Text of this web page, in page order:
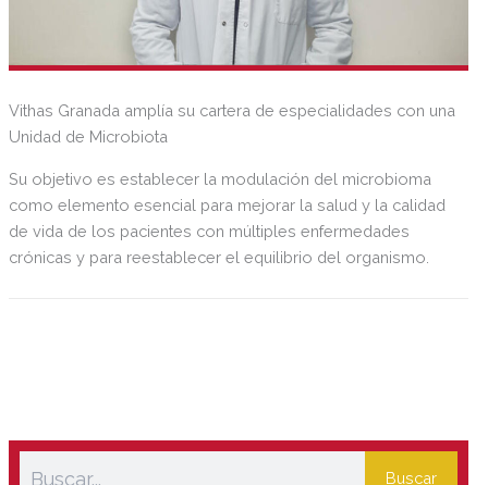
Vithas Granada amplía su cartera de especialidades con una
Unidad de Microbiota
Su objetivo es establecer la modulación del microbioma
como elemento esencial para mejorar la salud y la calidad
de vida de los pacientes con múltiples enfermedades
crónicas y para reestablecer el equilibrio del organismo.
Buscar